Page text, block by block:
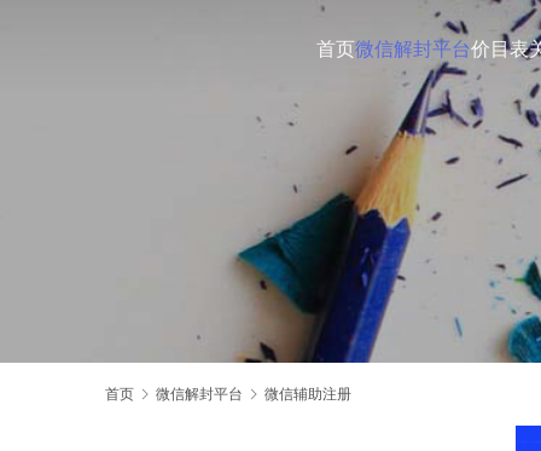
首页微信解封平台价目表
首页 微信解封平台 微信辅助注册